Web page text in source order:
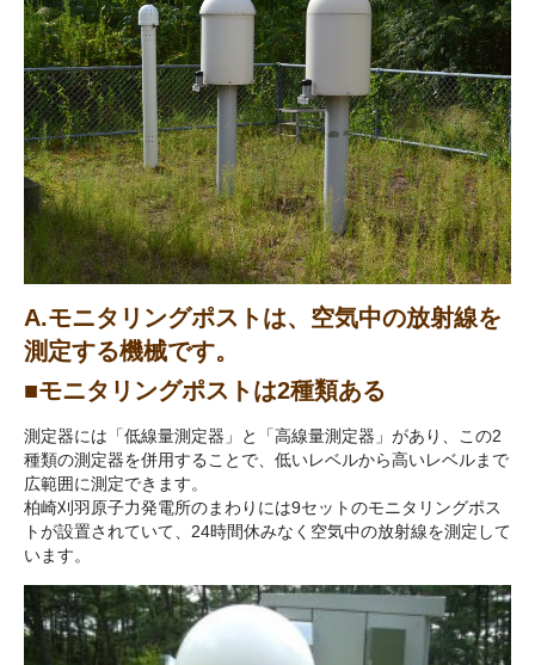
A.モニタリングポストは、空気中の放射線を
測定する機械です。
■モニタリングポストは2種類ある
測定器には「低線量測定器」と「高線量測定器」があり、この2
種類の測定器を併用することで、低いレベルから高いレベルまで
広範囲に測定できます。
柏崎刈羽原子力発電所のまわりには9セットのモニタリングポス
トが設置されていて、24時間休みなく空気中の放射線を測定して
います。